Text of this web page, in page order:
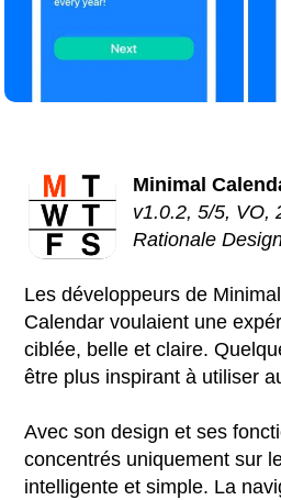
Minimal
v1.0.2, 5/5, VO,
Rationale
Les développeurs de Minimal
Calendar voulaient une
ciblée, belle et claire.
être plus inspirant à utiliser
Avec son design et ses
concentrés uniquement sur
intelligente et simple. La